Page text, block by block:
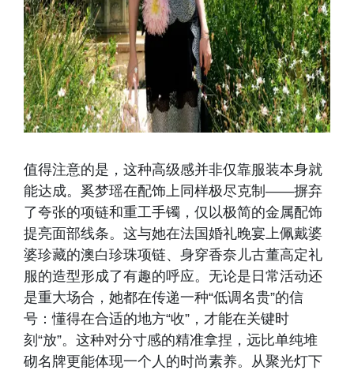
值得注意的是，这种高级感并非仅靠服装本身就
能达成。奚梦瑶在配饰上同样极尽克制——摒弃
了夸张的项链和重工手镯，仅以极简的金属配饰
提亮面部线条。这与她在法国婚礼晚宴上佩戴婆
婆珍藏的澳白珍珠项链、身穿香奈儿古董高定礼
服的造型形成了有趣的呼应。无论是日常活动还
是重大场合，她都在传递一种“低调名贵”的信
号：懂得在合适的地方“收”，才能在关键时
刻“放”。这种对分寸感的精准拿捏，远比单纯堆
砌名牌更能体现一个人的时尚素养。从聚光灯下